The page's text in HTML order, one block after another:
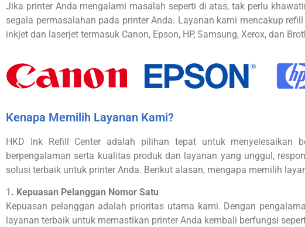
Jika printer Anda mengalami masalah seperti di atas, tak perlu
segala permasalahan pada printer Anda. Layanan kami mencakup
inkjet dan laserjet termasuk Canon, Epson, HP, Samsung, Xerox, dan
Kenapa Memilih Layanan Kami?
HKD Ink Refill Center adalah pilihan tepat untuk menyelesaikan
berpengalaman serta kualitas produk dan layanan yang unggul,
solusi terbaik untuk printer Anda. Berikut alasan, mengapa memilih
1 . Kepuasan Pelanggan Nomor Satu
Kepuasan pelanggan adalah prioritas utama kami. Dengan
layanan terbaik untuk memastikan printer Anda kembali berfungsi